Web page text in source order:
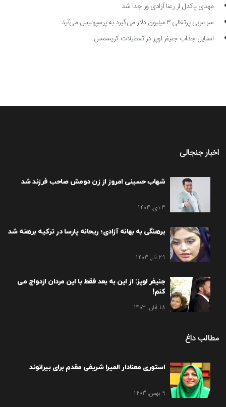
مهدی پاکدل از رعنا آزادی ور جدا شد
سر مربی پرتغالی ۳ میلیون دلار می‌گیرد به پرسپولیس می‌آید
استایل جذاب جنیفر لوپز در تعطیلات کریسمس
اخبار جنجالی
شهاب حسینی امروز از زن دومش صاحب فرزند شد
3 دی, 1403
برهنگی به بهانه آزادی؛ ریحانه پارسا در ترکیه برهنه شد
29 آذر, 1403
جنیفر لوپز: از این به بعد فقط با این مردان ازدواج می
کنم!
18 آبان, 1403
مطالب داغ
استوری معنادار المیرا شریفی مقدم برای بیرانوند
9 بهمن, 1403